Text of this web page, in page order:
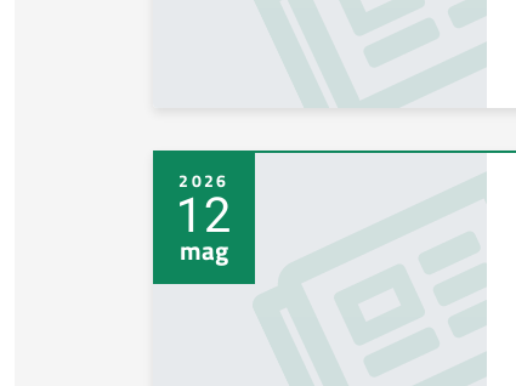
2026
12
mag